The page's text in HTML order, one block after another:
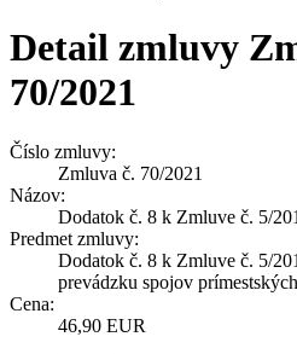
Detail zmluvy
70/2021
Číslo zmluvy:
Zmluva č. 70/2021
Názov:
Dodatok č. 8 k Zmluve č. 5/
Predmet zmluvy:
Dodatok č. 8 k Zmluve č. 5/
prevádzku spojov
Cena:
46,90 EUR